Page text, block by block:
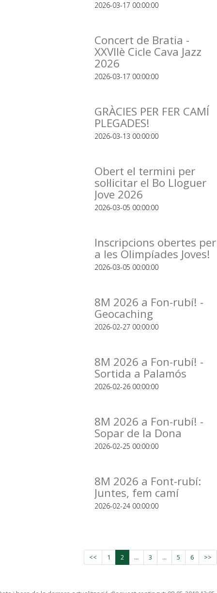
2026-03-17 00:00:00
Concert de Bratia -
XXVIIè Cicle Cava Jazz
2026
2026-03-17 00:00:00
GRÀCIES PER FER CAMÍ
PLEGADES!
2026-03-13 00:00:00
Obert el termini per
sol·licitar el Bo Lloguer
Jove 2026
2026-03-05 00:00:00
Inscripcions obertes per
a les Olimpíades Joves!
2026-03-05 00:00:00
8M 2026 a Fon-rubí! -
Geocaching
2026-02-27 00:00:00
8M 2026 a Fon-rubí! -
Sortida a Palamós
2026-02-26 00:00:00
8M 2026 a Fon-rubí! -
Sopar de la Dona
2026-02-25 00:00:00
8M 2026 a Font-rubí:
Juntes, fem camí
2026-02-24 00:00:00
<< 1 2 ... 3 ... 5 6 >>